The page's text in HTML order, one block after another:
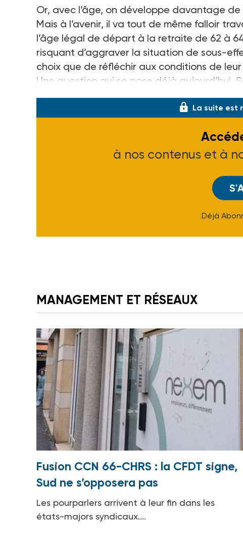
Or, avec l’âge, on développe davantage
Mais à l’avenir, il va tout de même falloir
l’âge légal de départ à la retraite de 62 à
risquant d’aggraver la situation de sous-
choix que de réfléchir aux conditions de
Une question qui se pose déjà aujourd’hui.
La suite est
à nos contenus et à
Déjà
MANAGEMENT ET RÉSEAUX
Fusion CCN 66-CHRS : la CFDT signe,
Sud ne s’opposera pas
Les pourparlers arrivent à leur fin dans les
états-majors syndicaux....